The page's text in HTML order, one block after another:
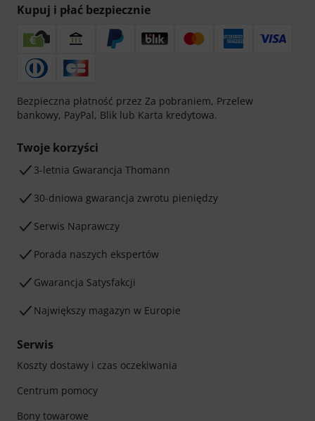
Kupuj i płać bezpiecznie
Bezpieczna płatność przez Za pobraniem, Przelew
bankowy, PayPal, Blik lub Karta kredytowa.
Twoje korzyści
3-letnia Gwarancja Thomann
30-dniowa gwarancja zwrotu pieniędzy
Serwis Naprawczy
Porada naszych ekspertów
Gwarancja Satysfakcji
Największy magazyn w Europie
Serwis
Koszty dostawy i czas oczekiwania
Centrum pomocy
Bony towarowe